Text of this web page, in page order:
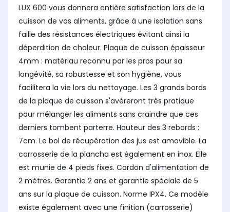
LUX 600 vous donnera entière satisfaction lors de la
cuisson de vos aliments, grâce à une isolation sans
faille des résistances électriques évitant ainsi la
déperdition de chaleur. Plaque de cuisson épaisseur
4mm : matériau reconnu par les pros pour sa
longévité, sa robustesse et son hygiène, vous
facilitera la vie lors du nettoyage. Les 3 grands bords
de la plaque de cuisson s'avéreront très pratique
pour mélanger les aliments sans craindre que ces
derniers tombent parterre. Hauteur des 3 rebords :
7cm. Le bol de récupération des jus est amovible. La
carrosserie de la plancha est également en inox. Elle
est munie de 4 pieds fixes. Cordon d'alimentation de
2 mètres. Garantie 2 ans et garantie spéciale de 5
ans sur la plaque de cuisson. Norme IPX4. Ce modèle
existe également avec une finition (carrosserie)